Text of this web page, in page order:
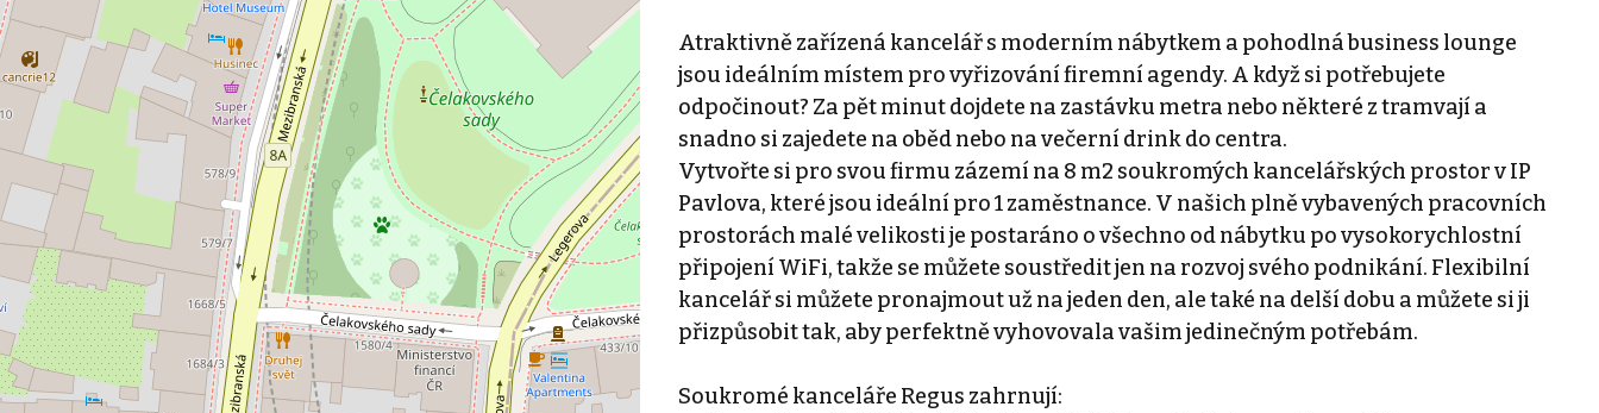
Atraktivně zařízená kancelář s moderním nábytkem a pohodlná business lounge
jsou ideálním místem pro vyřizování firemní agendy. A když si potřebujete
odpočinout? Za pět minut dojdete na zastávku metra nebo některé z tramvají a
snadno si zajedete na oběd nebo na večerní drink do centra.
Vytvořte si pro svou firmu zázemí na 8 m2 soukromých kancelářských prostor v IP
Pavlova, které jsou ideální pro 1 zaměstnance. V našich plně vybavených pracovních
prostorách malé velikosti je postaráno o všechno od nábytku po vysokorychlostní
připojení WiFi, takže se můžete soustředit jen na rozvoj svého podnikání. Flexibilní
kancelář si můžete pronajmout už na jeden den, ale také na delší dobu a můžete si ji
přizpůsobit tak, aby perfektně vyhovovala vašim jedinečným potřebám.
Soukromé kanceláře Regus zahrnují: